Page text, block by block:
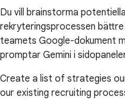
Du vill brainstorma
rekryteringsprocessen
teamets Google-dokument
promptar Gemini i
Create a list of strategies
our existing recruiting